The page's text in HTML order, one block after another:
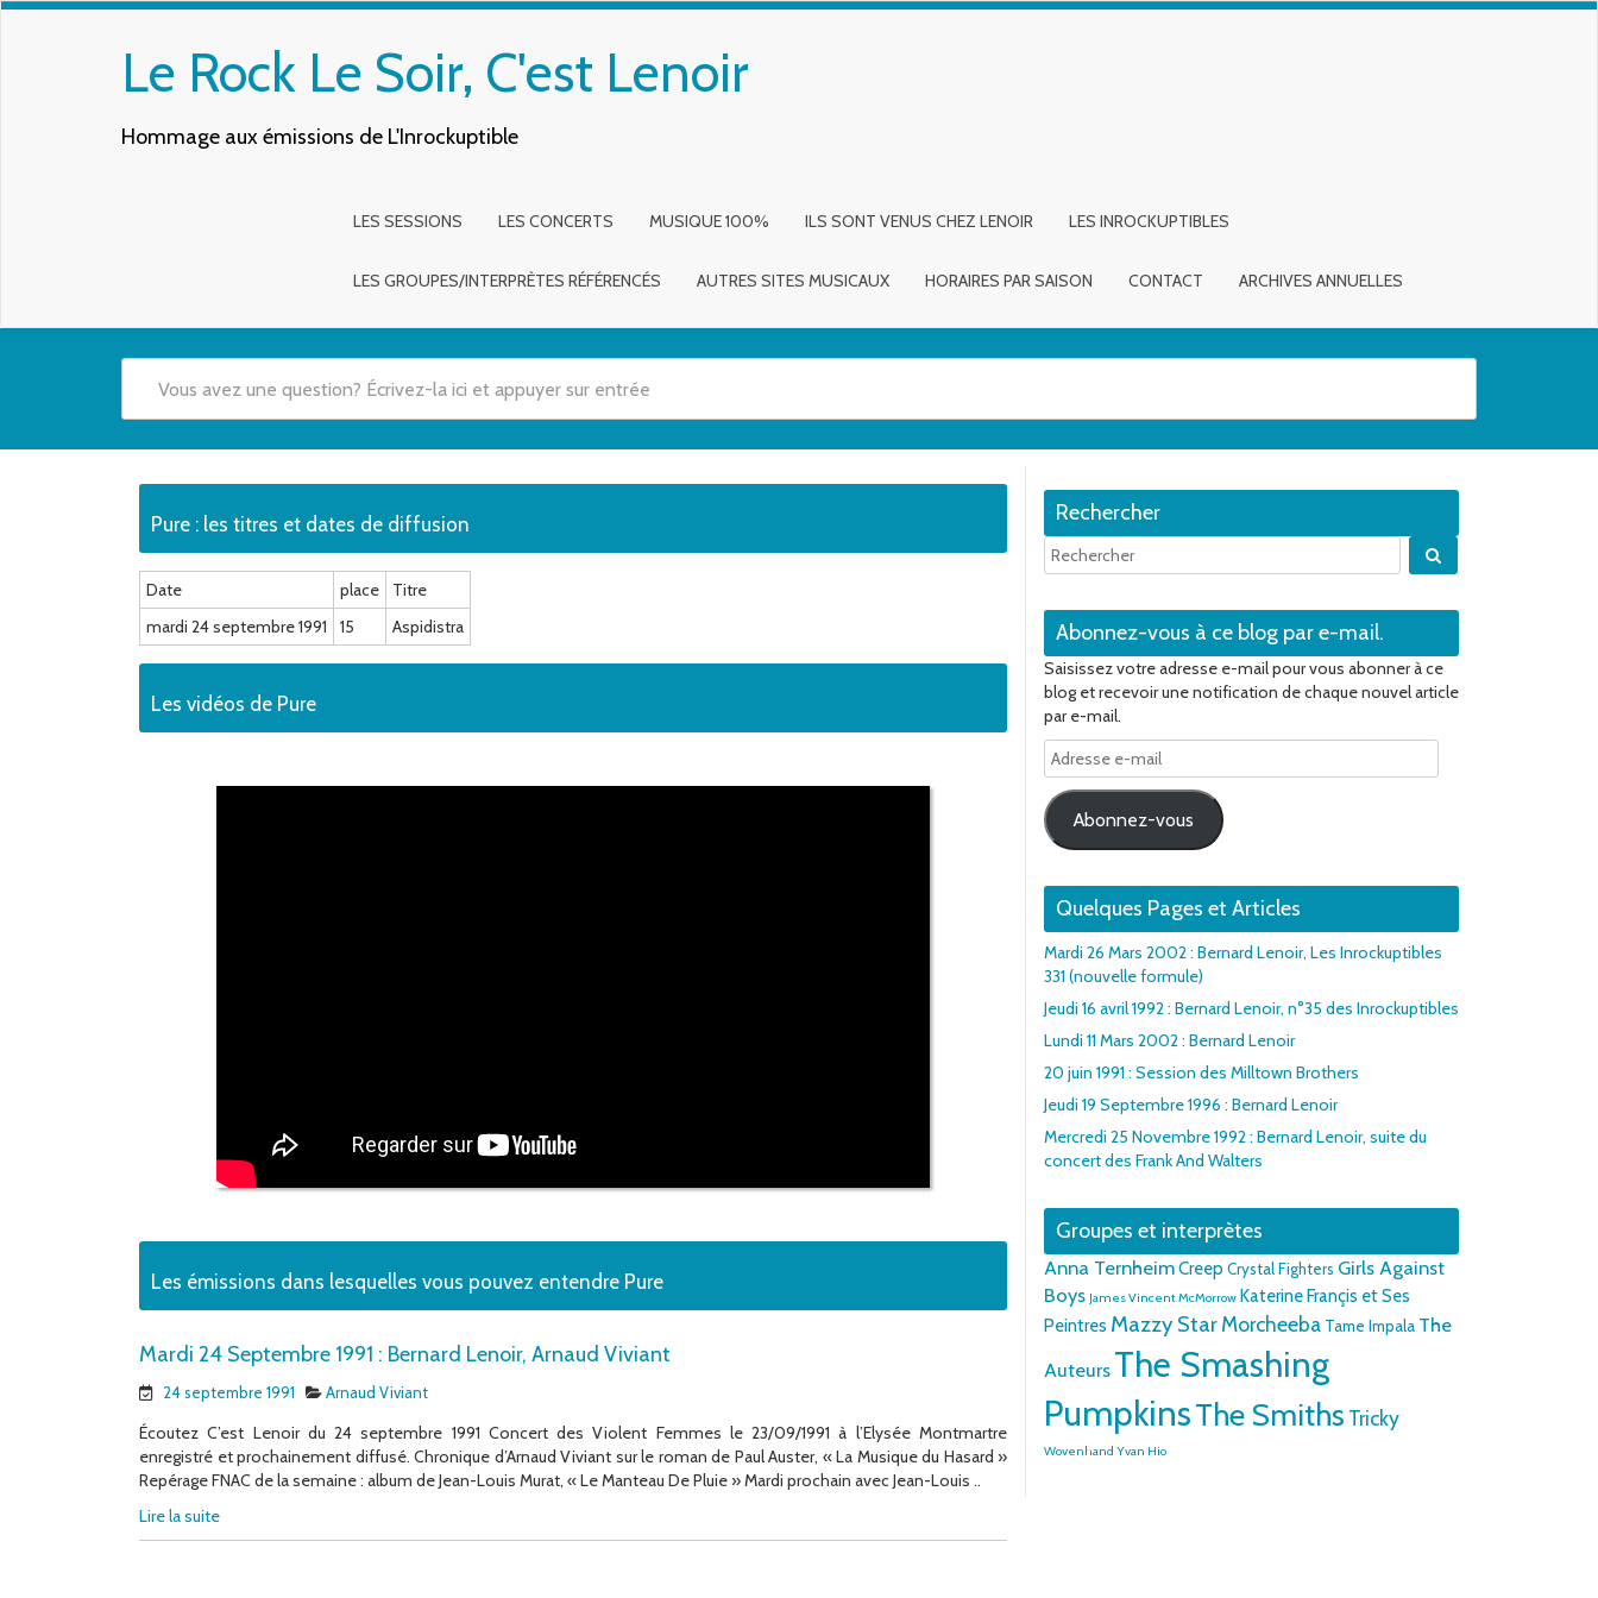
Le Rock Le Soir, C'est Lenoir
Hommage aux émissions de L'Inrockuptible
LES SESSIONS LES CONCERTS MUSIQUE 100% ILS SONT VENUS CHEZ LENOIR LES INROCKUPTIBLES
LES GROUPES/INTERPRÈTES RÉFÉRENCÉS AUTRES SITES MUSICAUX HORAIRES PAR SAISON CONTACT ARCHIVES ANNUELLES
Pure : les titres et dates de diffusion
Date place
Titre
mardi 24 septembre 1991
15 Aspidistra
Les vidéos de Pure
Les émissions dans lesquelles vous pouvez entendre Pure
Mardi 24 Septembre 1991 : Bernard Lenoir, Arnaud Viviant
24 septembre 1991 Arnaud Viviant
Écoutez C’est Lenoir du 24 septembre 1991 Concert des Violent Femmes le 23/09/1991 à l’Elysée Montmartre
enregistré et prochainement diffusé. Chronique d’Arnaud Viviant sur le roman de Paul Auster, « La Musique du Hasard »
Repérage FNAC de la semaine : album de Jean-Louis Murat, « Le Manteau De Pluie » Mardi prochain avec Jean-Louis ..
Lire la suite
Rechercher
Abonnez-vous à ce blog par e-mail.
Saisissez votre adresse e-mail pour vous abonner à ce
blog et recevoir une notification de chaque nouvel article
par e-mail.
Adresse
e-
mail
Abonnez-vous
Quelques Pages et Articles
Mardi 26 Mars 2002 : Bernard Lenoir, Les Inrockuptibles
331 (nouvelle formule)
Jeudi 16 avril 1992 : Bernard Lenoir, n°35 des Inrockuptibles
Lundi 11 Mars 2002 : Bernard Lenoir
20 juin 1991 : Session des Milltown Brothers
Jeudi 19 Septembre 1996 : Bernard Lenoir
Mercredi 25 Novembre 1992 : Bernard Lenoir, suite du
concert des Frank And Walters
Groupes et interprètes
Anna TernheimCreep Crystal Fighters Girls Against
Boys James Vincent McMorrow Katerine Françis et Ses
Peintres Mazzy StarMorcheeba Tame Impala The
Auteurs The Smashing
PumpkinsThe Smiths Tricky
Wovenhand Yvan Hio